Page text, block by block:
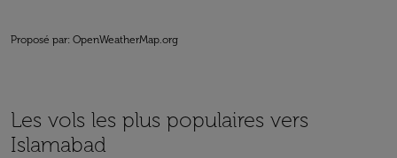
Proposé par: OpenWeatherMap.org
Les vols les plus populaires vers
Islamabad